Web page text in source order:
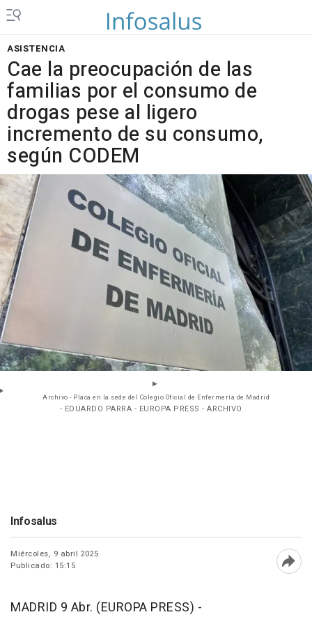
ASISTENCIA
Cae la preocupación de las
familias por el consumo de
drogas pese al ligero
incremento de su consumo,
según CODEM
Archivo - Placa en la sede del Colegio Oficial de Enfermería de Madrid
- EDUARDO PARRA - EUROPA PRESS - ARCHIVO
Infosalus
Miércoles, 9 abril 2025
Publicado: 15:15
MADRID 9 Abr. (EUROPA PRESS) -